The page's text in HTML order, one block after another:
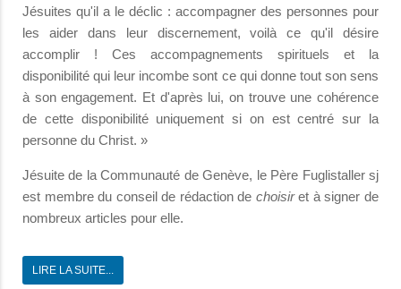
Jésuites qu'il a le déclic : accompagner des personnes pour
les aider dans leur discernement, voilà ce qu'il désire
accomplir ! Ces accompagnements spirituels et la
disponibilité qui leur incombe sont ce qui donne tout son sens
à son engagement. Et d'après lui, on trouve une cohérence
de cette disponibilité uniquement si on est centré sur la
personne du Christ. »
Jésuite de la Communauté de Genève, le Père Fuglistaller sj
est membre du conseil de rédaction de choisiret à signer de
nombreux articles pour elle.
LIRE LA SUITE...